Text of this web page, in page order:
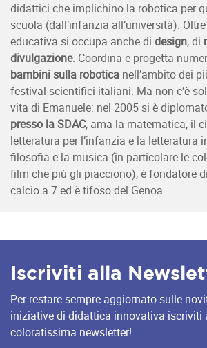
didattici che implichino la robotica per
scuola (dall’infanzia all’università).
educativa si occupa anche di design, di
divulgazione. Coordina e progetta
bambini sulla robotica nell’ambito dei
festival scientifici italiani. Ma non c’è
vita di Emanuele: nel 2005 si è
presso la SDAC, ama la matematica, il
letteratura per l’infanzia e la letteratura
filosofia e la musica (in particolare le
film che più gli piacciono), è fondatore
calcio a 7 ed è tifoso del Genoa.
Iscriviti alla
Per restare sempre aggiornato sulle
iniziative di didattica innovativa iscriviti
coloratissima newsletter!